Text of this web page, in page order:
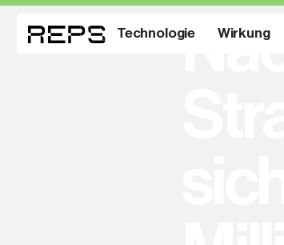
Technologie Wirkung